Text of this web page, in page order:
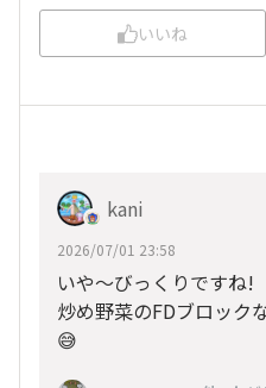
いいね
kani
2026/07/01 23:58
いや～びっくりですね!
炒め野菜のFDブロック
😅